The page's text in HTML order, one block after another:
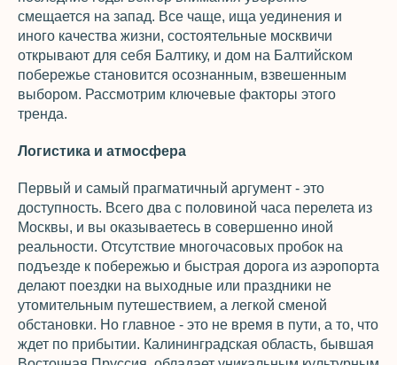
смещается на запад. Все чаще, ища уединения и
иного качества жизни, состоятельные москвичи
открывают для себя Балтику, и дом на Балтийском
побережье становится осознанным, взвешенным
выбором. Рассмотрим ключевые факторы этого
тренда.
Логистика и атмосфера
Первый и самый прагматичный аргумент - это
доступность. Всего два с половиной часа перелета из
Москвы, и вы оказываетесь в совершенно иной
реальности. Отсутствие многочасовых пробок на
подъезде к побережью и быстрая дорога из аэропорта
делают поездки на выходные или праздники не
утомительным путешествием, а легкой сменой
обстановки. Но главное - это не время в пути, а то, что
ждет по прибытии. Калининградская область, бывшая